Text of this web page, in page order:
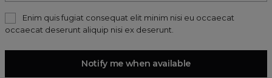
Enim quis fugiat consequat elit minim nisi eu occaecat
occaecat deserunt aliquip nisi ex deserunt.
Notify me when available